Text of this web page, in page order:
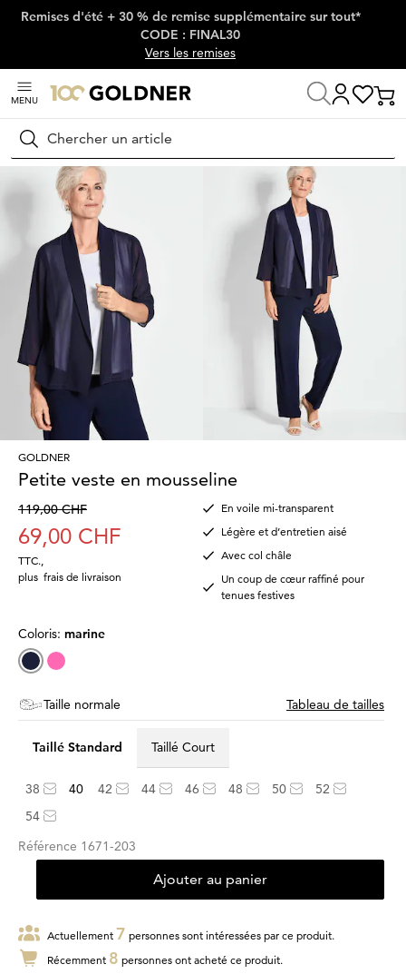
Passer la navigation, aller directement au contenu
Remises d'été + 30 % de remise supplémentaire sur tout*
CODE : FINAL30
Vers les remises
MENU
Rechercher
Maison Mode femme Vestes & blazers
GOLDNER
Petite veste en mousseline
119,00 CHF
69,00 CHF
TTC.
plus frais de livraison
En voile mi-transparent
Légère et d’entretien aisé
Avec col châle
Un coup de cœur raffiné pour
tenues festives
Coloris: marine
Taille normale Tableau de tailles
Taillé Standard Taillé Court
38 40 42 44 46 48 50
52
54
Référence 1671-203
Ajouter au panier
Actuellement 7 personnes sont intéressées par ce produit.
Récemment 8 personnes ont acheté ce produit.